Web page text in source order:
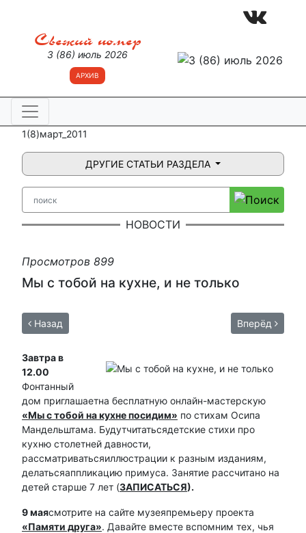
Свежий номер
3 (86) июль 2026
АРХИВ
1(8)март_2011
ДРУГИЕ СТАТЬИ РАЗДЕЛА
НОВОСТИ
Просмотров 899
Мы с тобой на кухне, и не только
Назад Вперёд
Завтрав
12.00
Фонтанный
дом приглашаетна бесплатную онлайн-мастерскую
«Мы с тобой на кухне посидим» по стихам Осипа
Мандельштама. Будутчитатьсядетские стихи про
кухню столетней давности,
рассматриватьсяиллюстрации к разным изданиям,
делатьсяаппликацию примуса. Занятие рассчитано на
детей старше 7 лет (ЗАПИСАТЬСЯ).
9 маясмотрите на сайте музеяпремьеру проекта
«Памяти друга». Давайте вместе вспомним тех, чья